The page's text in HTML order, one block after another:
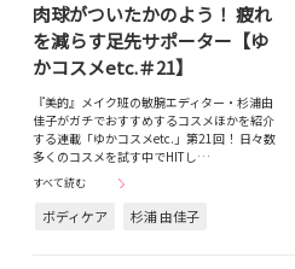
肉球がついたかのよう！ 疲れ
を減らす足先サポーター【ゆ
かコスメetc.＃21】
『美的』メイク班の敏腕エディター・杉浦由
佳子がガチでおすすめするコスメほかを紹介
する連載「ゆかコスメetc.」第21回！ 日々数
多くのコスメを試す中でHITし…
すべて読む
ボディケア 杉浦 由佳子